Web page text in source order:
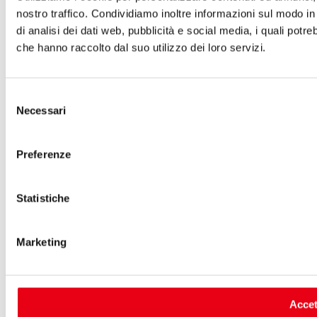
nostro traffico. Condividiamo inoltre informazioni sul modo
di analisi dei dati web, pubblicità e social media, i quali
che hanno raccolto dal suo utilizzo dei loro servizi.
delNecessari
Preferenze
Statistiche
Marketing